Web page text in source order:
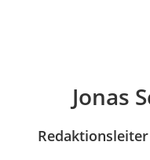
Jonas